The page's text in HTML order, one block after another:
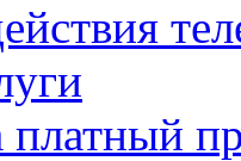
платный